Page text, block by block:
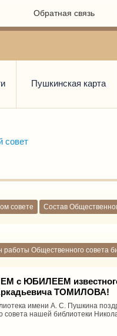
Обратная связь
Пушкинская карта
совет
совете Состав
работы Общественного совета
с ЮБИЛЕЕМ известного
ТОМИЛОВА!
имени А. С. Пушкина
совета нашей библиотеки